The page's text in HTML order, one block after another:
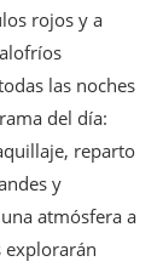
rojos y a
las noches
del día:
reparto
y
atmósfera a
explorarán